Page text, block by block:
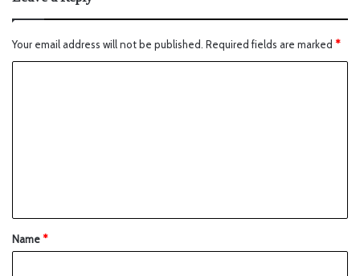
Your email address will not be published. Required fields are marked *
Name*